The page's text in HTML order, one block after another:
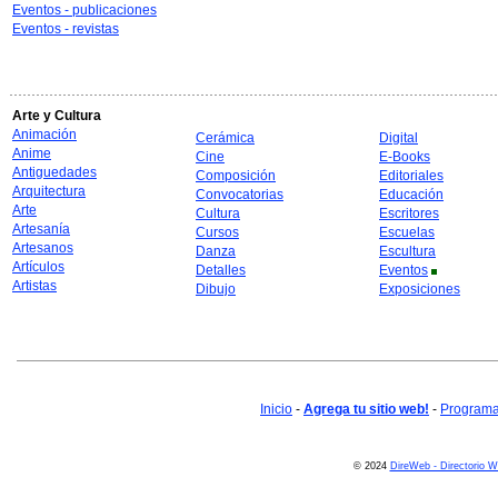
Eventos - publicaciones
Eventos - revistas
Arte y Cultura
Animación
Anime
Antiguedades
Arquitectura
Arte
Artesanía
Artesanos
Artículos
Artistas
Cerámica
Cine
Composición
Convocatorias
Cultura
Cursos
Danza
Detalles
Dibujo
Digital
E-Books
Editoriales
Educación
Escritores
Escuelas
Escultura
Eventos
Exposiciones
Inicio - Agrega tu sitio web! -
© 2024 DireWeb - Directorio